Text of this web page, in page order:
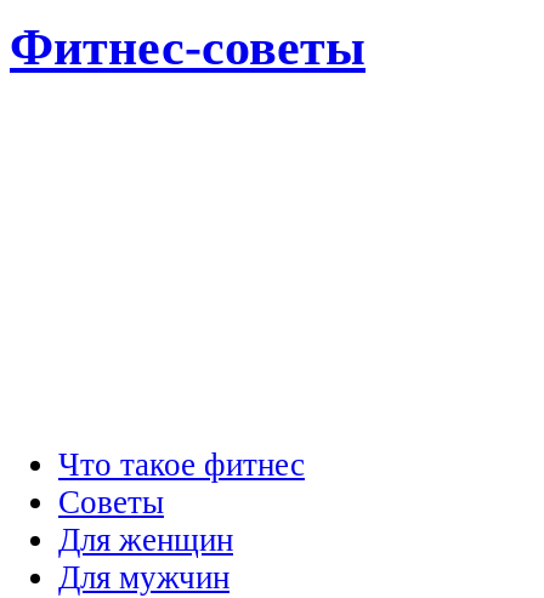
Фитнес-советы
Что такое фитнес
Советы
Для женщин
Для мужчин